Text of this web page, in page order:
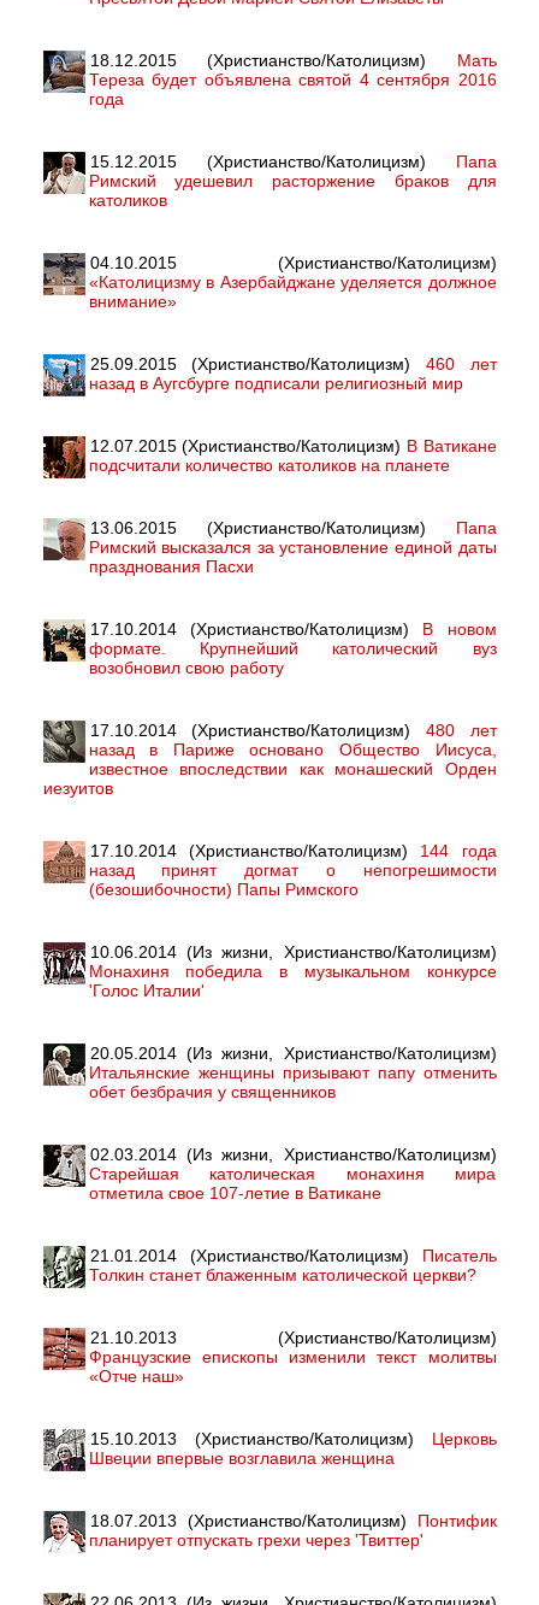
18.12.2015 (Христианство/Католицизм) Мать
Тереза будет объявлена святой 4 сентября 2016
года
15.12.2015 (Христианство/Католицизм) Папа
Римский удешевил расторжение браков для
католиков
04.10.2015 (Христианство/Католицизм)
«Католицизму в Азербайджане уделяется должное
внимание»
25.09.2015 (Христианство/Католицизм) 460 лет
назад в Аугсбурге подписали религиозный мир
12.07.2015 (Христианство/Католицизм) В Ватикане
подсчитали количество католиков на планете
13.06.2015 (Христианство/Католицизм) Папа
Римский высказался за установление единой даты
празднования Пасхи
17.10.2014 (Христианство/Католицизм) В новом
формате. Крупнейший католический вуз
возобновил свою работу
17.10.2014 (Христианство/Католицизм) 480 лет
назад в Париже основано Общество Иисуса,
известное впоследствии как монашеский Орден
иезуитов
17.10.2014 (Христианство/Католицизм) 144 года
назад принят догмат о непогрешимости
(безошибочности) Папы Римского
10.06.2014 (Из жизни, Христианство/Католицизм)
Монахиня победила в музыкальном конкурсе
'Голос Италии'
20.05.2014 (Из жизни, Христианство/Католицизм)
Итальянские женщины призывают папу отменить
обет безбрачия у священников
02.03.2014 (Из жизни, Христианство/Католицизм)
Старейшая католическая монахиня мира
отметила свое 107-летие в Ватикане
21.01.2014 (Христианство/Католицизм) Писатель
Толкин станет блаженным католической церкви?
21.10.2013 (Христианство/Католицизм)
Французские епископы изменили текст молитвы
«Отче наш»
15.10.2013 (Христианство/Католицизм) Церковь
Швеции впервые возглавила женщина
18.07.2013 (Христианство/Католицизм) Понтифик
планирует отпускать грехи через 'Твиттер'